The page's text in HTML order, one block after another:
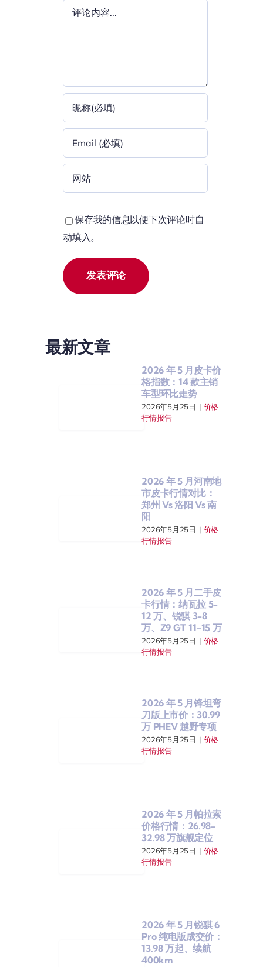
保存我的信息以便下次评论时自
动填入。
最新文章
2026 年 5 月皮卡价
格指数：14 款主销
车型环比走势
2026年5月25日 | 价格
行情报告
2026 年 5 月河南地
市皮卡行情对比：
郑州 Vs 洛阳 Vs 南
阳
2026年5月25日 | 价格
行情报告
2026 年 5 月二手皮
卡行情：纳瓦拉 5-
12 万、锐骐 3-8
万、Z9 GT 11-15 万
2026年5月25日 | 价格
行情报告
2026 年 5 月锋坦弯
刀版上市价：30.99
万 PHEV 越野专项
2026年5月25日 | 价格
行情报告
2026 年 5 月帕拉索
价格行情：26.98-
32.98 万旗舰定位
2026年5月25日 | 价格
行情报告
2026 年 5 月锐骐 6
Pro 纯电版成交价：
13.98 万起、续航
400km